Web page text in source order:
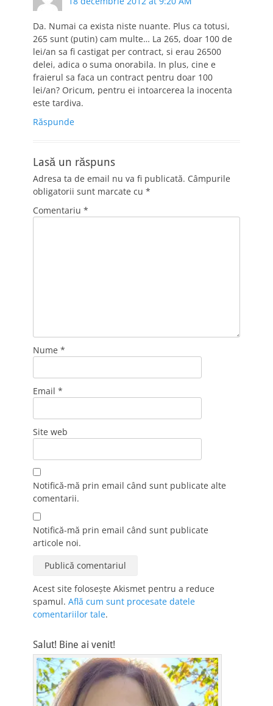
Da. Numai ca exista niste nuante. Plus ca totusi,
265 sunt (putin) cam multe… La 265, doar 100 de
lei/an sa fi castigat per contract, si erau 26500
delei, adica o suma onorabila. In plus, cine e
fraierul sa faca un contract pentru doar 100
lei/an? Oricum, pentru ei intoarcerea la inocenta
este tardiva.
Răspunde
Lasă un răspuns
Adresa ta de email nu va fi publicată. Câmpurile
obligatorii sunt marcate cu *
Comentariu *
Nume *
Email *
Site web
Notifică-mă prin email când sunt publicate alte
comentarii.
Notifică-mă prin email când sunt publicate
articole noi.
Acest site folosește Akismet pentru a reduce
spamul. Află cum sunt procesate datele
comentariilor tale.
Salut! Bine ai venit!